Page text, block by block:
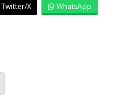
Twitter/X
WhatsApp